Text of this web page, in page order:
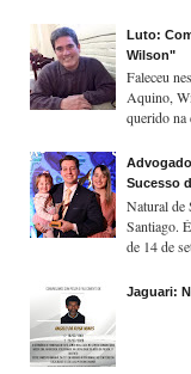
Luto:
Wilson"
Faleceu
Aquino,
querido na
Sucesso
Natural de
Santiago.
de 14 de
Jaguari: